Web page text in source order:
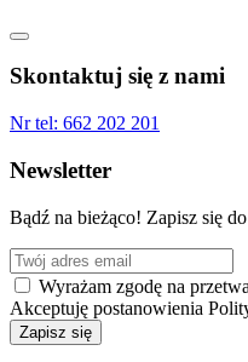
Skontaktuj się z nami
Nr tel: 662 202 201
Newsletter
Bądź na bieżąco! Zapisz się
Wyrażam zgodę na
Akceptuję postanowienia